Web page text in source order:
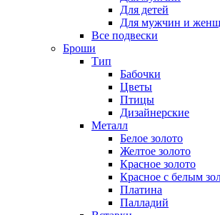
Для детей
Для мужчин и
Все подвески
Броши
Тип
Бабочки
Цветы
Птицы
Дизайнерские
Металл
Белое золото
Желтое золото
Красное золото
Красное с белым
Платина
Палладий